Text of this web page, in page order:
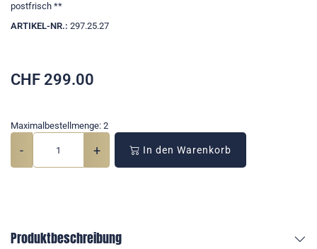
postfrisch **
ARTIKEL-NR.: 297.25.27
CHF 299.00
Maximalbestellmenge: 2
- + In den Warenkorb
Produktbeschreibung